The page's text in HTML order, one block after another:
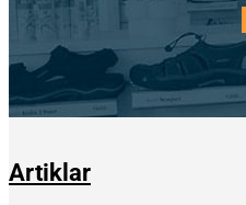
Artiklar